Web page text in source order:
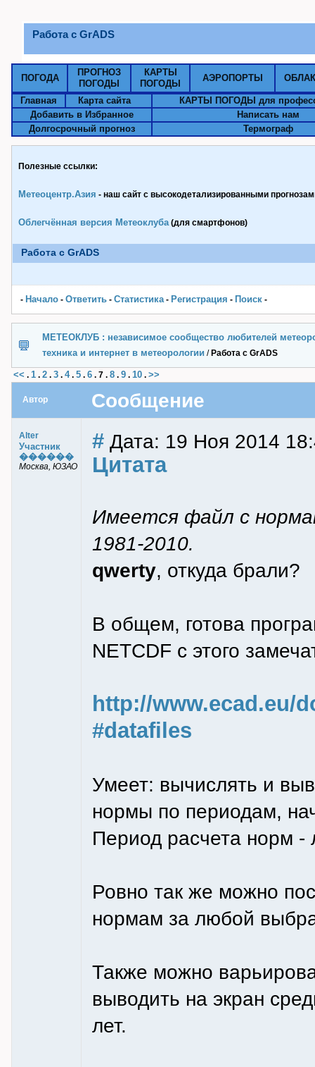
Работа с GrADS
ПОГОДА
ПРОГНОЗ
ПОГОДЫ
КАРТЫ
ПОГОДЫ
АЭРОПОРТЫ
Главная Карта сайта
КАРТЫ ПОГОДЫ для
Добавить в Избранное
Написать нам
Долгосрочный прогноз
Термограф
Полезные ссылки:
Метеоцентр.Азия - наш сайт с высокодетализированными
Облегчённая версия Метеоклуба(для смартфонов)
Работа с GrADS
- Начало - Ответить - Статистика- Pегистрация - Поиск -
МЕТЕОКЛУБ : независимое сообщество любителей
техника и интернет в метеорологии / Работа с GrADS
<< . 1 . 2 . 3 . 4. 5 . 6 . 7 . 8 . 9 . 10 . >>
Автор Сообщение
Alter
Участник
������
Москва, ЮЗАО
# Дата: 19 Ноя 2014
Цитата
Имеется файл с
1981-2010.
qwerty, откуда брали?
В общем, готова
NETCDF с этого
http://www.ecad.eu/
#datafiles
Умеет: вычислять и
нормы по периодам,
Период расчета норм -
Ровно так же можно
нормам за любой
Также можно
выводить на экран
лет.